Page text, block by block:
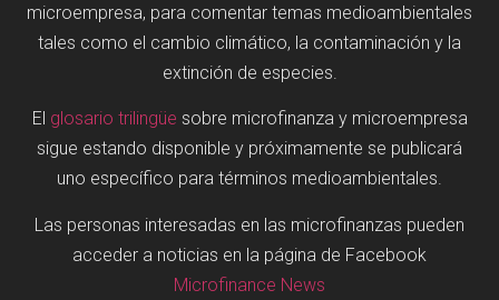
microempresa, para comentar temas medioambientales
tales como el cambio climático, la contaminación y la
extinción de especies.
El glosario trilingüe sobre microfinanza y microempresa
sigue estando disponible y próximamente se publicará
uno específico para términos medioambientales.
Las personas interesadas en las microfinanzas pueden
acceder a noticias en la página de Facebook
Microfinance News